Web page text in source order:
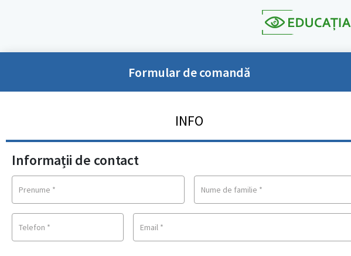
Formular de comandă
INFO
Informații de contact
Prenume * Nume de familie *
Telefon * Email *